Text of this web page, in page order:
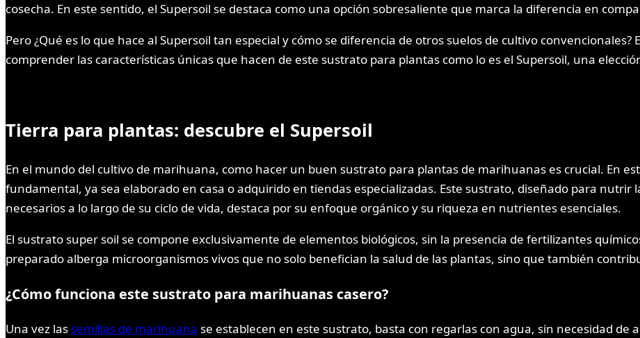
cosecha. En este sentido, el Supersoil se destaca como una opción sobresaliente que marca la diferencia en
Pero ¿Qué es lo que hace al Supersoil tan especial y cómo se diferencia de otros suelos de cultivo
comprender las características únicas que hacen de este sustrato para plantas como lo es el Supersoil, una
Tierra para plantas: descubre el Supersoil
En el mundo del cultivo de marihuana, como hacer un buen sustrato para plantas de marihuanas es crucial. En
fundamental, ya sea elaborado en casa o adquirido en tiendas especializadas. Este sustrato, diseñado para nutrir
necesarios a lo largo de su ciclo de vida, destaca por su enfoque orgánico y su riqueza en nutrientes esenciales.
El sustrato super soil se compone exclusivamente de elementos biológicos, sin la presencia de fertilizantes
preparado alberga microorganismos vivos que no solo benefician la salud de las plantas, sino que también
¿Cómo funciona este sustrato para marihuanas casero?
Una vez las semillas de marihuana se establecen en este sustrato, basta con regarlas con agua, sin necesidad